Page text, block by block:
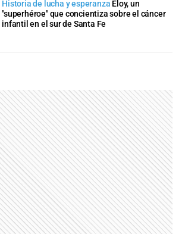
Historia de lucha y esperanza Eloy, un
"superhéroe" que concientiza sobre el cáncer
infantil en el sur de Santa Fe